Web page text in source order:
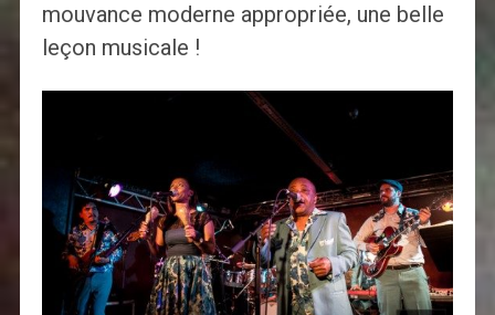
mouvance moderne appropriée, une belle
leçon musicale !